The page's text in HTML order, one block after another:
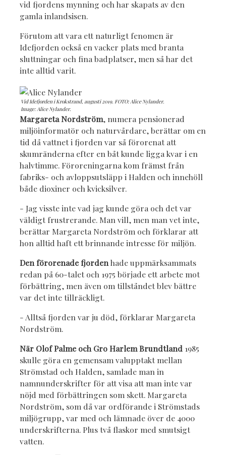
vid fjordens mynning och har skapats av den
gamla inlandsisen.
Förutom att vara ett naturligt fenomen är
Idefjorden också en vacker plats med branta
sluttningar och fina badplatser, men så har det
inte alltid varit.
Vid Idefjorden i Krokstrand, augusti 2019. FOTO: Alice Nylander.
Image: Alice Nylander.
Margareta Nordström, numera pensionerad
miljöinformatör och naturvårdare, berättar om en
tid då vattnet i fjorden var så förorenat att
skumränderna efter en båt kunde ligga kvar i en
halvtimme. Föroreningarna kom främst från
fabriks- och avloppsutsläpp i Halden och innehöll
både dioxiner och kvicksilver.
- Jag visste inte vad jag kunde göra och det var
väldigt frustrerande. Man vill, men man vet inte,
berättar Margareta Nordström och förklarar att
hon alltid haft ett brinnande intresse för miljön.
Den förorenade fjordenhade uppmärksammats
redan på 60-talet och 1975 började ett arbete mot
förbättring, men även om tillståndet blev bättre
var det inte tillräckligt.
- Alltså fjorden var ju död, förklarar Margareta
Nordström.
När Olof Palme och Gro Harlem Brundtland 1985
skulle göra en gemensam valupptakt mellan
Strömstad och Halden, samlade man in
namnunderskrifter för att visa att man inte var
nöjd med förbättringen som skett. Margareta
Nordström, som då var ordförande i Strömstads
miljögrupp, var med och lämnade över de 4000
underskrifterna. Plus två flaskor med smutsigt
vatten.